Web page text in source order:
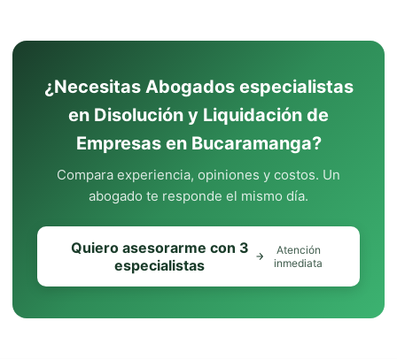
¿Necesitas Abogados especialistas
en Disolución y Liquidación de
Empresas en Bucaramanga?
Compara experiencia, opiniones y costos. Un
abogado te responde el mismo día.
Quiero asesorarme con 3
especialistas
Atención
inmediata